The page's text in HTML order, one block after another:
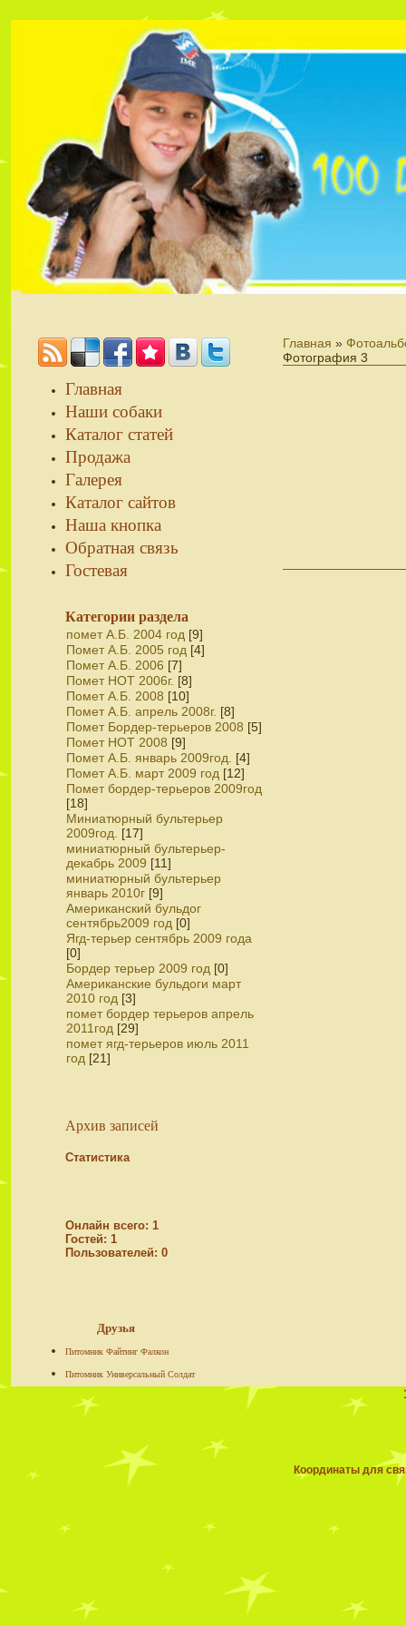
Главная »
Фотография 3
Главная
Наши собаки
Каталог статей
Продажа
Галерея
Каталог сайтов
Наша кнопка
Обратная связь
Гостевая
Категории раздела
помет А.Б. 2004 год [9]
Помет А.Б. 2005 год [4]
Помет А.Б. 2006 [7]
Помет НОТ 2006г. [8]
Помет А.Б. 2008 [10]
Помет А.Б. апрель 2008г. [8]
Помет Бордер-терьеров 2008 [5]
Помет НОТ 2008 [9]
Помет А.Б. январь 2009год.
[4]
Помет А.Б. март 2009 год [12]
Помет бордер-терьеров 2009год
[18]
Миниатюрный бультерьер
2009год.
[17]
миниатюрный бультерьер-
декабрь 2009 [11]
миниатюрный бультерьер
январь 2010г [9]
Американский бульдог
сентябрь2009 год [0]
Ягд-терьер сентябрь 2009 года
[0]
Бордер терьер 2009 год [0]
Американские бульдоги март
2010 год [3]
помет бордер терьеров апрель
2011год [29]
помет ягд-терьеров июль 2011
год [21]
Архив записей
Статистика
Онлайн всего: 1
Гостей: 1
Пользователей: 0
Друзья
Питомник Файтинг Фалкон
Питомник Универсальный Солдат
Координаты для